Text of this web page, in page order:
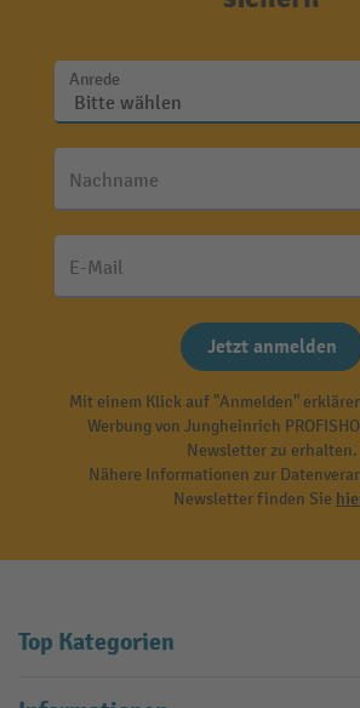
Anrede
Nachname
E-Mail
Jetzt anmelden
Mit einem Klick auf "Anmelden"
Werbung von Jungheinrich
Newsletter zu erhalten.
Nähere Informationen zur
Newsletter finden Sie
Top Kategorien